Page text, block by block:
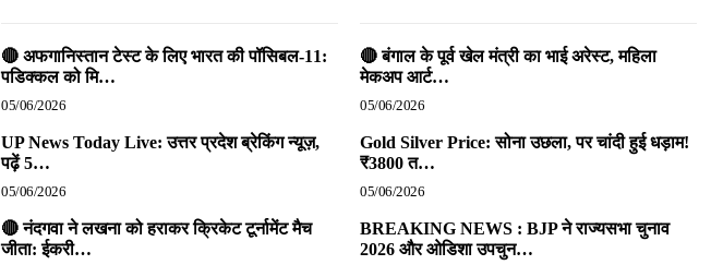
🔴 अफगानिस्तान टेस्ट के लिए भारत की पॉसिबल-11:
पडिक्कल को मि…
05/06/2026
🔴 बंगाल के पूर्व खेल मंत्री का भाई अरेस्ट, महिला
मेकअप आर्ट…
05/06/2026
UP News Today Live: उत्तर प्रदेश ब्रेकिंग न्यूज़,
पढ़ें 5…
05/06/2026
Gold Silver Price: सोना उछला, पर चांदी हुई धड़ाम!
₹3800 त…
05/06/2026
🔴 नंदगवा ने लखना को हराकर क्रिकेट टूर्नामेंट मैच
जीता: ईकरी…
BREAKING NEWS : BJP ने राज्यसभा चुनाव
2026 और ओडिशा उपचुन…